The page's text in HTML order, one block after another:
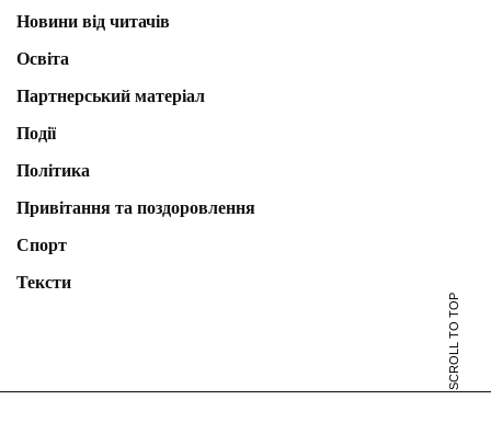
Новини від читачів
Освіта
Партнерський матеріал
Події
Політика
Привітання та поздоровлення
Спорт
Тексти
SCROLL TO TOP